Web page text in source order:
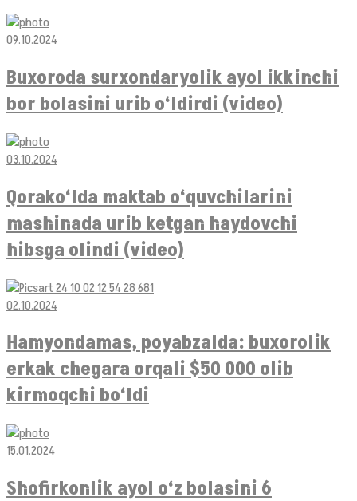
09.10.2024
Buxoroda surxondaryolik ayol ikkinchi
bor bolasini urib o‘ldirdi (video)
03.10.2024
Qorako‘lda maktab o‘quvchilarini
mashinada urib ketgan haydovchi
hibsga olindi (video)
02.10.2024
Hamyondamas, poyabzalda: buxorolik
erkak chegara orqali $50 000 olib
kirmoqchi bo‘ldi
15.01.2024
Shofirkonlik ayol o‘z bolasini 6